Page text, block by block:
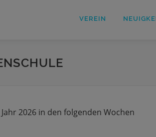
VEREIN
2026 in den folgenden Wochen